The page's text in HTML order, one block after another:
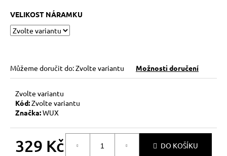
VELIKOST NÁRAMKU
Můžeme doručit do:Zvolte variantu Možnosti doručení
Zvolte variantu
Kód:Zvolte variantu
Značka:WUX
329 Kč DO KOŠÍKU
STŘÍBRNÝ
KROUŽEK
Kč